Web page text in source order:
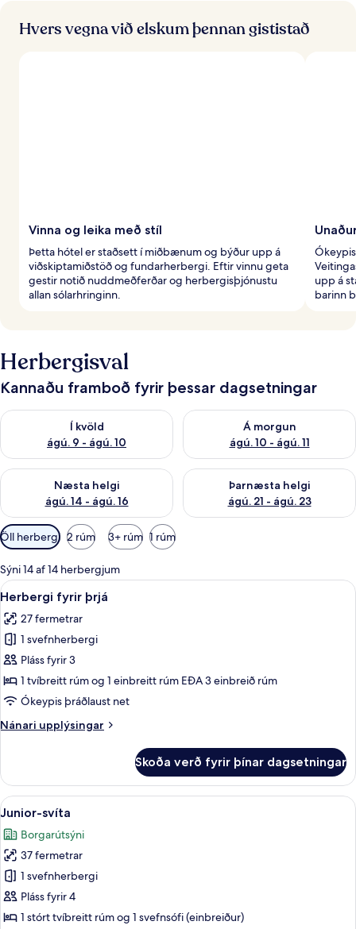
r
ð
Hvers vegna við elskum þennan gististað
Vinna og leika með stíl
Þetta hótel er staðsett í miðbænum og býður upp á
viðskiptamiðstöð og fundarherbergi. Eftir vinnu geta
gestir notið nuddmeðferðar og herbergisþjónustu
allan sólarhringinn.
upp á
barinn
Herbergisval
Kannaðu framboð fyrir þessar dagsetningar
Í kvöld
ágú. 9 - ágú. 10
Athuga framboð í kvöld ágú. 9 - ágú. 10
Á morgun
ágú. 10 - ágú. 11
Athuga framboð á morgun
Næsta helgi
ágú. 14 - ágú. 16
Athuga framboð næstu helgi ágú. 14 - ágú. 16
Þarnæsta helgi
ágú. 21 - ágú. 23
Athuga framboð þarnæstu
Síur
í
boði
fyrir
herbergi
Öll herbergi 2 rúm 3+ rúm 1 rúm
Sýni 14 af 14 herbergjum
Skoða
allar
myndir
fyrir
Herbergi
fyrir
þrjá
Herbergi fyrir þrjá |
9
Herbergi fyrir þrjá
27 fermetrar
1 svefnherbergi
Pláss fyrir 3
1 tvíbreitt rúm og 1 einbreitt rúm EÐA 3 einbreið rúm
Ókeypis þráðlaust net
Nánari upplýsingar
Nánari
fyrir
þrjá
Skoða verð fyrir þínar dagsetningar
Skoða
allar
myndir
fyrir
Junior-
svíta
Junior-svíta | Ofnæmisprófaður
12
Junior-svíta
Borgarútsýni
37 fermetrar
1 svefnherbergi
Pláss fyrir 4
1 stórt tvíbreitt rúm og 1 svefnsófi (einbreiður)